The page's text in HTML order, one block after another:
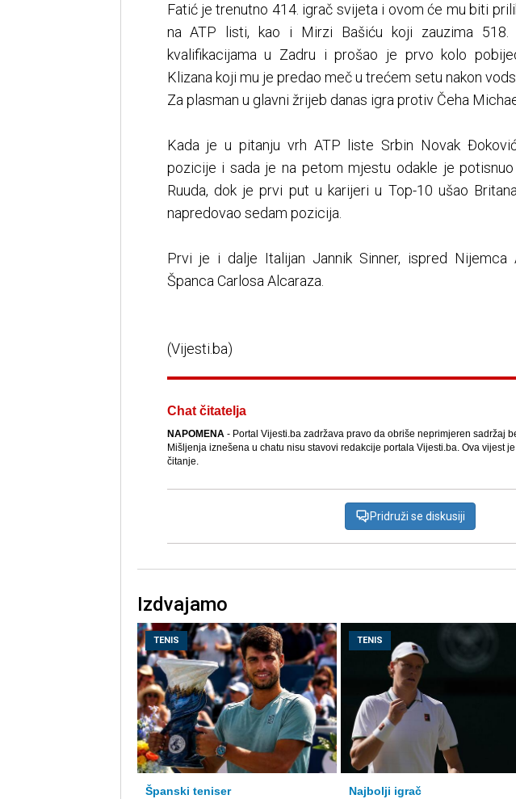
Fatić je trenutno 414. igrač svijeta i ovom će mu biti
na ATP listi, kao i Mirzi Bašiću koji zauzima 518.
kvalifikacijama u Zadru i prošao je prvo kolo
Klizana koji mu je predao meč u trećem setu nakon
Za plasman u glavni žrijeb danas igra protiv Čeha
Kada je u pitanju vrh ATP liste Srbin Novak
pozicije i sada je na petom mjestu odakle je potisnuo
Ruuda, dok je prvi put u karijeri u Top-10 ušao
napredovao sedam pozicija.
Prvi je i dalje Italijan Jannik Sinner, ispred Nijemca
Španca Carlosa Alcaraza.
(Vijesti.ba)
Chat čitatelja
NAPOMENA- Portal Vijesti.ba zadržava pravo da obriše neprimjeren sadržaj
Mišljenja iznešena u chatu nisu stavovi redakcije portala Vijesti.ba. Ova vijest
čitanje.
Pridruži se diskusiji
Izdvajamo
TENIS
Španski teniser
TENIS
Najbolji igrač